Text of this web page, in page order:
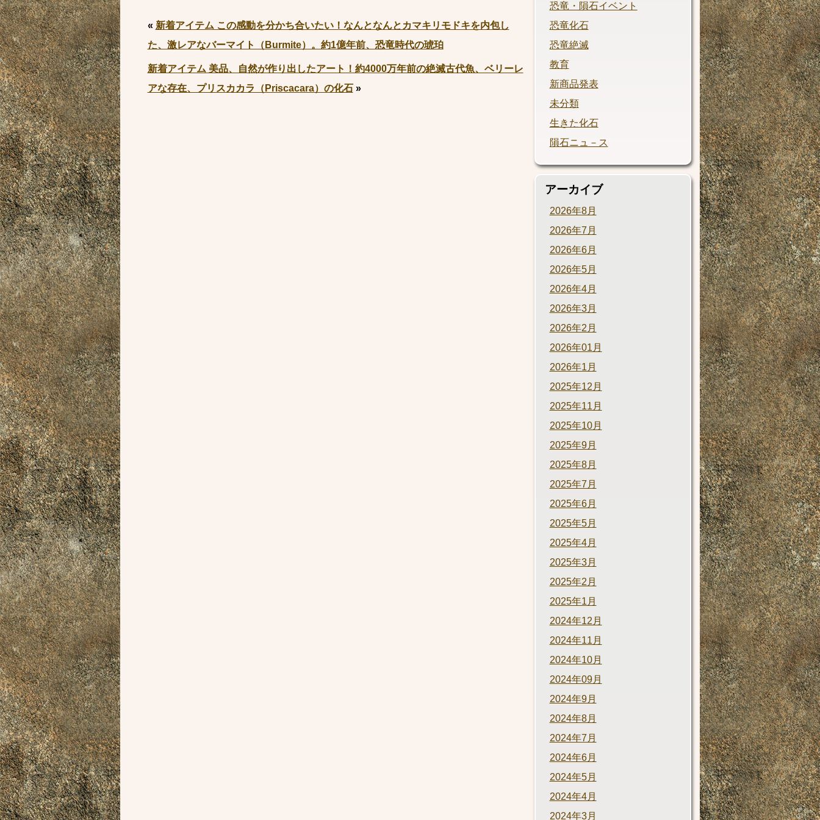
« 新着アイテム この感動を分かち合いたい！なんとなんとカマキリモドキを内包し
た、激レアなバーマイト（Burmite）。約1億年前、恐竜時代の琥珀
新着アイテム 美品、自然が作り出したアート！約4000万年前の絶滅古代魚、ベリーレ
アな存在、プリスカカラ（Priscacara）の化石»
恐竜・隕石イベント
恐竜化石
恐竜絶滅
教育
新商品発表
未分類
生きた化石
隕石ニュ－ス
アーカイブ
2026年8月
2026年7月
2026年6月
2026年5月
2026年4月
2026年3月
2026年2月
2026年01月
2026年1月
2025年12月
2025年11月
2025年10月
2025年9月
2025年8月
2025年7月
2025年6月
2025年5月
2025年4月
2025年3月
2025年2月
2025年1月
2024年12月
2024年11月
2024年10月
2024年09月
2024年9月
2024年8月
2024年7月
2024年6月
2024年5月
2024年4月
2024年3月